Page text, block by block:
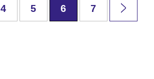
4 5 6 7